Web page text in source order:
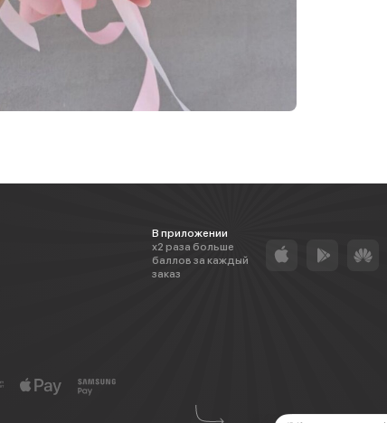
В приложении
х2 раза больше
баллов за каждый
заказ